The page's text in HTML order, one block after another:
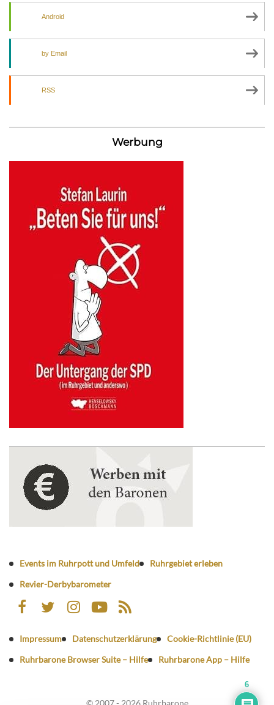
Android
by Email
RSS
Werbung
Events im Ruhrpott und Umfeld
Ruhrgebiet erleben
Revier-Derbybarometer
Impressum Datenschutzerklärung
Cookie-Richtlinie (EU)
Ruhrbarone Browser Suite – Hilfe
Ruhrbarone App – Hilfe
6